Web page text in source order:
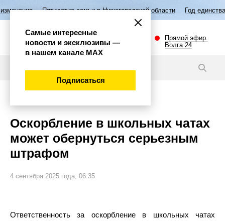
семьи в Нижегородской области Год единства народов России
Прямой эфир.
Волга 24
Оскорбление в школьных чатах
может обернуться серьезным
штрафом
4 сентября 2025 года, 06:35
Ответственность за оскорбление в школьных чатах
Самые интересные
новости и эксклюзивы —
в нашем канале МАХ
Подписаться